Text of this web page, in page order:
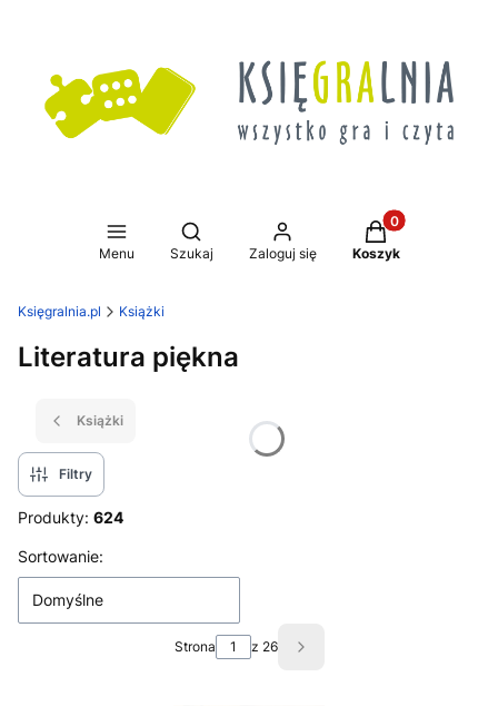
Menu
Otwórz wyszukiwarkę
Szukaj Zaloguj się
Produkty w
Koszyk
Księgralnia.pl Książki
Literatura piękna
Książki
Filtry
Produkty: 624
Lista produktów
Sortowanie:
Domyślne
Strona z 26 Następne produkty